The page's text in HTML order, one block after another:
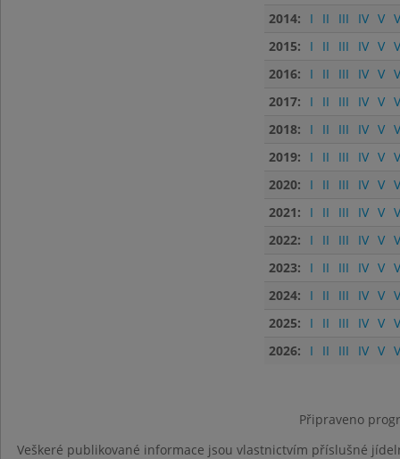
2014:
I II III IV V
2015:
I II III IV V
2016:
I II III IV V
2017:
I II III IV V
2018:
I II III IV V
2019:
I II III IV V
2020:
I II III IV V
2021:
I II III IV V
2022:
I II III IV V
2023:
I II III IV V
2024:
I II III IV V
2025:
I II III IV V
2026:
I II III IV V
Připraveno
Veškeré publikované informace jsou vlastnictvím příslušné